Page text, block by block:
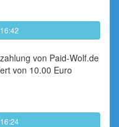
von Paid-Wolf.de
von 10.00 Euro